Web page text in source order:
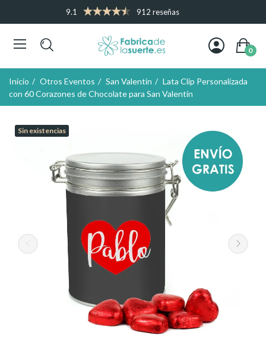
9.1 912 reseñas
0
Inicio Otros Eventos San Valentín
Lata Clip Personalizada
con 60 Corazones de Chocolate para San Valentín
Sin existencias